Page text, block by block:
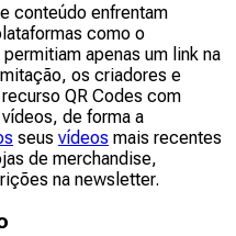
conteúdo enfrentam
como o
apenas um link na
os criadores e
QR Codes com
de forma a
seus vídeos mais recentes
de merchandise,
na newsletter.